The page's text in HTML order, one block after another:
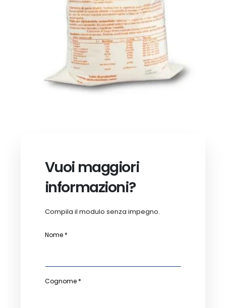
Vuoi maggiori
informazioni?
Compila il modulo senza impegno.
Nome *
Cognome *